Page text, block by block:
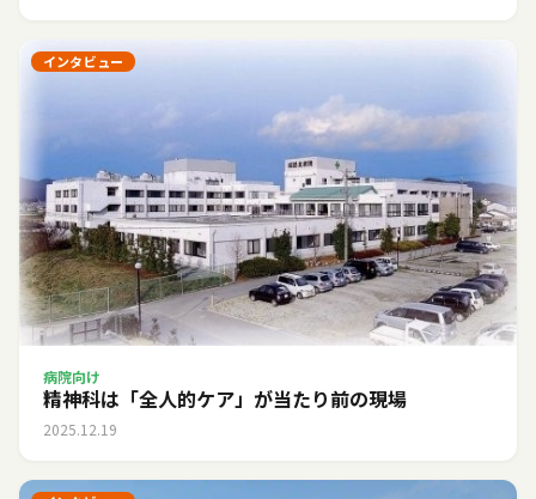
インタビュー
病院向け
精神科は「全人的ケア」が当たり前の現場
2025.12.19